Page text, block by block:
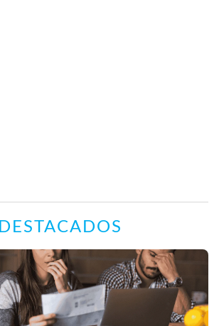
DESTACADOS